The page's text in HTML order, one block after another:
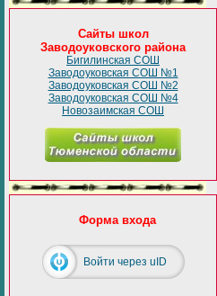
Сайты школ
Заводоуковского района
Бигилинская СОШ
Заводоуковская СОШ №1
Заводоуковская СОШ №2
Заводоуковская СОШ №4
Новозаимская СОШ
Форма входа
Войти через uID